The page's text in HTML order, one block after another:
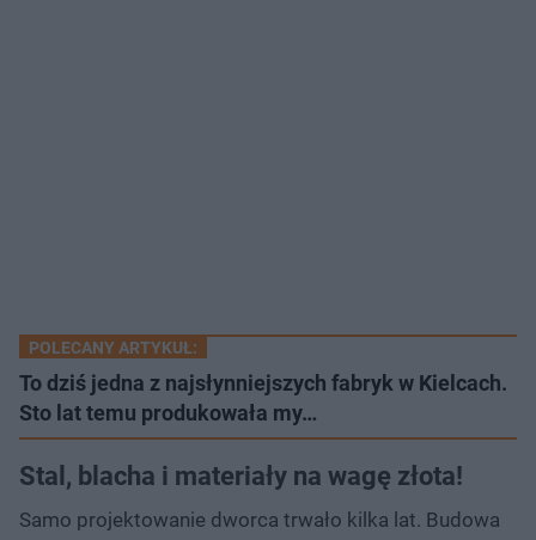
POLECANY ARTYKUŁ:
To dziś jedna z najsłynniejszych fabryk w Kielcach.
Sto lat temu produkowała my…
Stal, blacha i materiały na wagę złota!
Samo projektowanie dworca trwało kilka lat. Budowa